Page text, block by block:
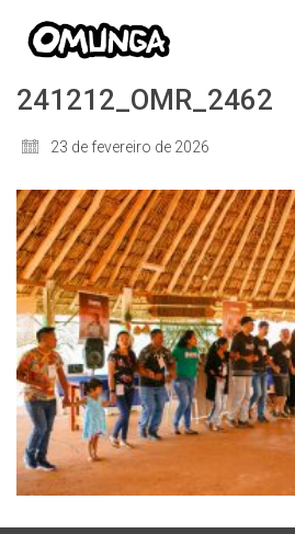
241212_OMR_2462
23 de fevereiro de 2026